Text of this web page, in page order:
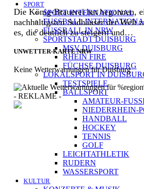
SPORT
SPORT INTERNATIONAL
FUSSBALL
FUSSBALL IN NRW
SPORTSTADT DUISBURG
MSV DUISBURG
RHEIN FIRE
FÜCHSE DUISBURG
LOKALSPORT IN
TESTSPIELE
BALLSPORT
AMATEUR-
NIEDERRHEIN-
HANDBALL
HOCKEY
TENNIS
GOLF
LEICHTATHLETIK
RUDERN
WASSERSPORT
KULTUR
Die König-Brauerei hat begonnen,
nachhaltigsten Sudhäuser der Welt
es, die deutlich zu steigern und…
UNWETTER-KARTE NRW
Keine Wetterwarnungen für Duisburg
- REKLAME -
[ DUISBURG - Journal ] -
NEWSLETTER
In unserem Newsletter erhalten Sie